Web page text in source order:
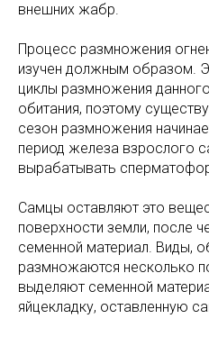
внешних жабр.
Процесс размножения
изучен должным образом.
циклы размножения
обитания, поэтому
сезон размножения
период железа взрослого
вырабатывать
Самцы оставляют это
поверхности земли, после
семенной материал. Виды,
размножаются несколько
выделяют семенной
яйцекладку, оставленную